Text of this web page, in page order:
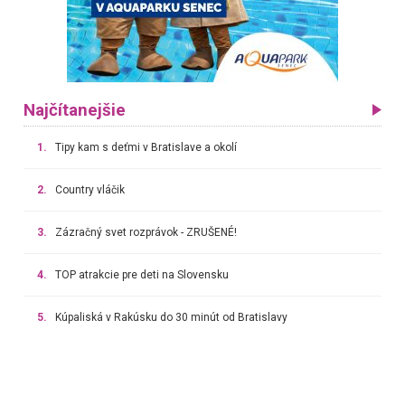
Najčítanejšie
1. Tipy kam s deťmi v Bratislave a okolí
2. Country vláčik
3. Zázračný svet rozprávok - ZRUŠENÉ!
4. TOP atrakcie pre deti na Slovensku
5. Kúpaliská v Rakúsku do 30 minút od Bratislavy